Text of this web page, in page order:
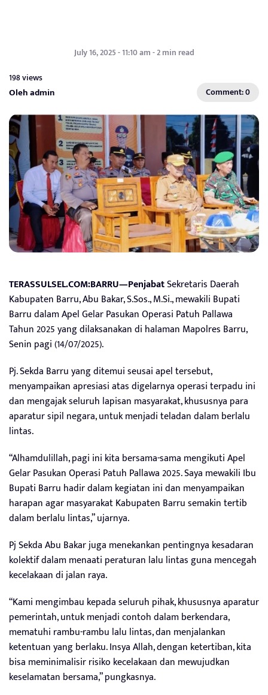
July 16, 2025 - 11:10 am - 2 min read
198 views
Oleh admin Comment: 0
TERASSULSEL.COM:BARRU—PenjabatSekretaris Daerah
Kabupaten Barru, Abu Bakar, S.Sos., M.Si., mewakili Bupati
Barru dalam Apel Gelar Pasukan Operasi Patuh Pallawa
Tahun 2025 yang dilaksanakan di halaman Mapolres Barru,
Senin pagi (14/07/2025).
Pj. Sekda Barru yang ditemui seusai apel tersebut,
menyampaikan apresiasi atas digelarnya operasi terpadu ini
dan mengajak seluruh lapisan masyarakat, khususnya para
aparatur sipil negara, untuk menjadi teladan dalam berlalu
lintas.
“Alhamdulillah, pagi ini kita bersama-sama mengikuti Apel
Gelar Pasukan Operasi Patuh Pallawa 2025. Saya mewakili Ibu
Bupati Barru hadir dalam kegiatan ini dan menyampaikan
harapan agar masyarakat Kabupaten Barru semakin tertib
dalam berlalu lintas,” ujarnya.
Pj Sekda Abu Bakar juga menekankan pentingnya kesadaran
kolektif dalam menaati peraturan lalu lintas guna mencegah
kecelakaan di jalan raya.
“Kami mengimbau kepada seluruh pihak, khususnya aparatur
pemerintah, untuk menjadi contoh dalam berkendara,
mematuhi rambu-rambu lalu lintas, dan menjalankan
ketentuan yang berlaku. Insya Allah, dengan ketertiban, kita
bisa meminimalisir risiko kecelakaan dan mewujudkan
keselamatan bersama,” pungkasnya.